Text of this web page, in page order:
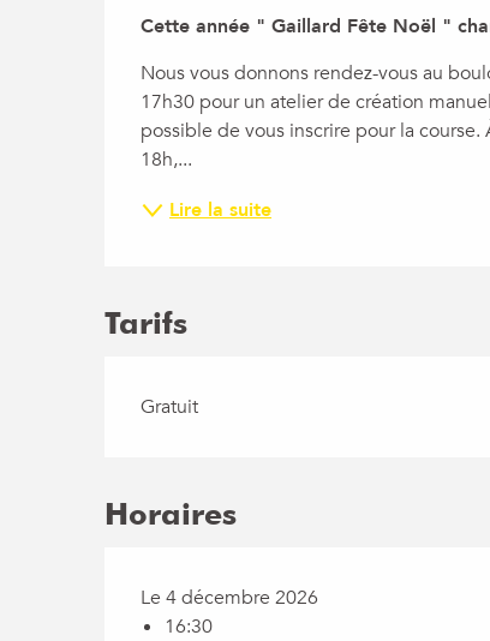
Cette année " Gaillard Fête Noël "
Nous vous donnons rendez-vous au
17h30 pour un atelier de création
possible de vous inscrire pour la
18h,...
Lire la suite
Tarifs
Gratuit
Horaires
Le 4 décembre 2026
16:30